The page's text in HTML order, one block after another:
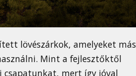
lövészárkok, amelyeket más
Mint a fejlesztőktől
csapatunkat, mert így jóval